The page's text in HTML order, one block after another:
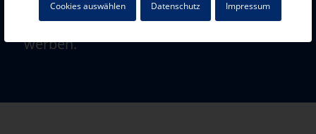
Cookies auswählen Datenschutz Impressum
und Alter in den einzelnen Schultypen zu
werben.